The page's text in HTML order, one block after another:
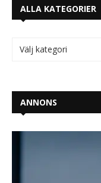
ALLA KATEGORIER
ANNONS